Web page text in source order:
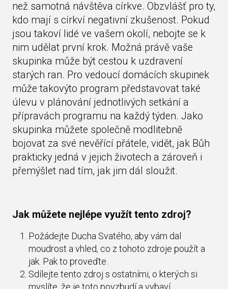
než samotná návštěva církve. Obzvlášť pro ty,
kdo mají s církví negativní zkušenost. Pokud
jsou takoví lidé ve vašem okolí, nebojte se k
nim udělat první krok. Možná právě vaše
skupinka může být cestou k uzdravení
starých ran. Pro vedoucí domácích skupinek
může takovýto program představovat také
úlevu v plánování jednotlivých setkání a
přípravách programu na každý týden. Jako
skupinka můžete společně modlitebně
bojovat za své nevěřící přátele, vidět, jak Bůh
prakticky jedná v jejich životech a zároveň i
přemýšlet nad tím, jak jim dál sloužit.
Jak můžete nejlépe využít tento zdroj?
Požádejte Ducha Svatého, aby vám dal
moudrost a vhled, co z tohoto zdroje použít a
jak. Pak to proveďte.
Sdílejte tento zdroj s ostatními, o kterých si
myslíte, že je toto povzbudí a vybaví.